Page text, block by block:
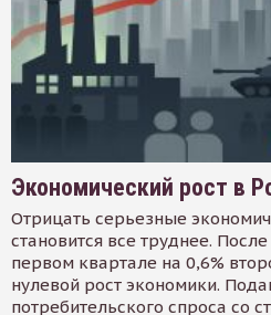
Экономический рост в
Отрицать серьезные
становится все труднее.
первом квартале на 0,6%
нулевой рост экономики.
потребительского спроса со